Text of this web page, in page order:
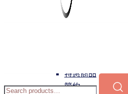
中大型吊燈
長形吊燈
特惠商品
簡約